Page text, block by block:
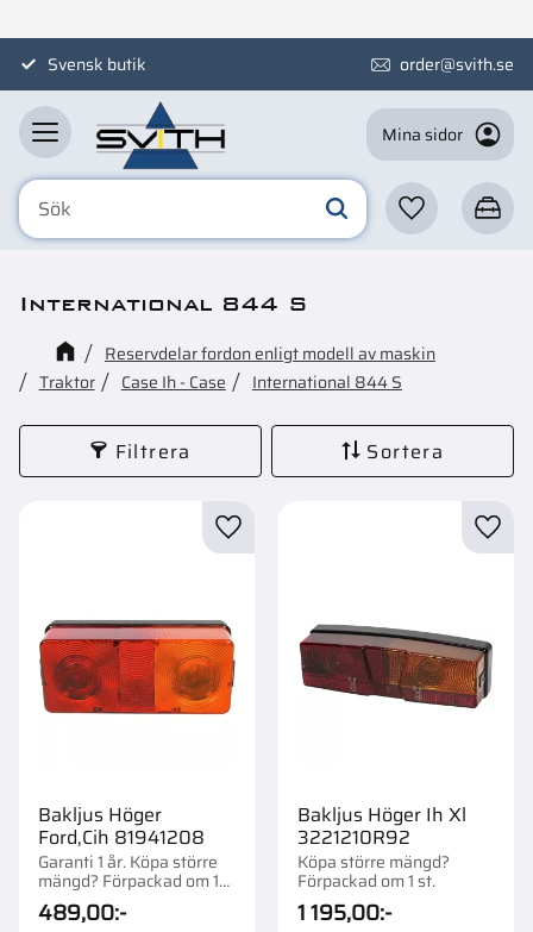
MenySvensk butik order@svith.se
Mina sidor
Favoriter
International 844 S
Reservdelar fordon enligt modell av maskin
Traktor
Case Ih - Case International 844 S
Filtrera Sortera
Bakljus Höger
Ford,Cih 81941208
Garanti 1 år. Köpa större
mängd? Förpackad om 1
st.
489,00:-
Lägg till i favoriter
Bakljus Höger Ih Xl
3221210R92
Köpa större mängd?
Förpackad om 1 st.
1 195,00:-